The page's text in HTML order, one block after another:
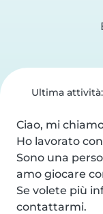
Ultima attività:
Ciao, mi
Ho lavorato
Sono una
amo giocare
Se volete più
contattarmi.